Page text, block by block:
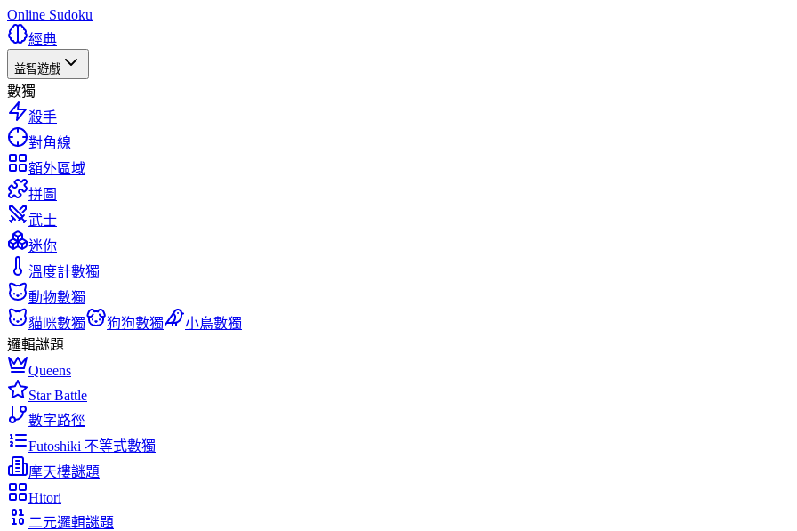
Online Sudoku
經典
益智遊戲
數獨
殺手
對角線
額外區域
拼圖
武士
迷你
溫度計數獨
動物數獨
貓咪數獨
狗狗數獨
小鳥數獨
邏輯謎題
Queens
Star Battle
數字路徑
Futoshiki 不等式數獨
摩天樓謎題
Hitori
二元邏輯謎題